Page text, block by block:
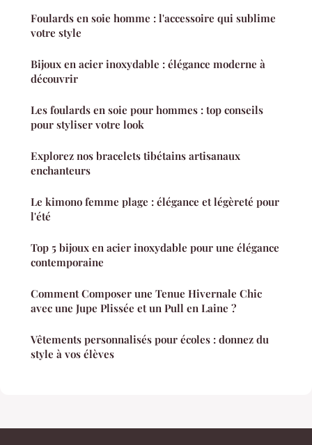
Foulards en soie homme : l'accessoire qui sublime
votre style
Bijoux en acier inoxydable : élégance moderne à
découvrir
Les foulards en soie pour hommes : top conseils
pour styliser votre look
Explorez nos bracelets tibétains artisanaux
enchanteurs
Le kimono femme plage : élégance et légèreté pour
l'été
Top 5 bijoux en acier inoxydable pour une élégance
contemporaine
Comment Composer une Tenue Hivernale Chic
avec une Jupe Plissée et un Pull en Laine ?
Vêtements personnalisés pour écoles : donnez du
style à vos élèves